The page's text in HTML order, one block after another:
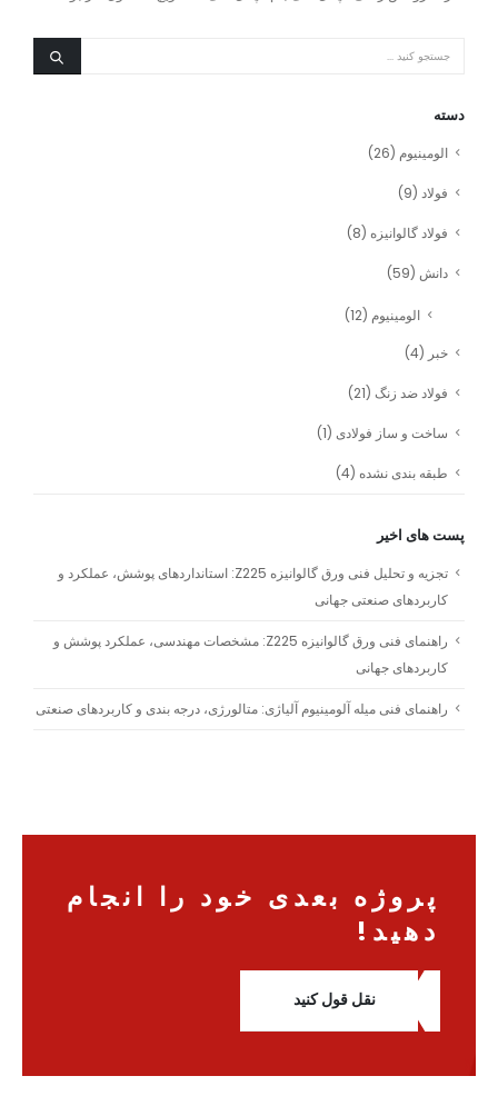
دسته
الومینیوم (26)
فولاد (9)
فولاد گالوانیزه (8)
دانش (59)
الومینیوم (12)
خبر (4)
فولاد ضد زنگ (21)
ساخت و ساز فولادی (1)
طبقه بندی نشده (4)
پست های اخیر
تجزیه و تحلیل فنی ورق گالوانیزه Z225: استانداردهای پوشش، عملکرد و
کاربردهای صنعتی جهانی
راهنمای فنی ورق گالوانیزه Z225: مشخصات مهندسی، عملکرد پوشش و
کاربردهای جهانی
راهنمای فنی میله آلومینیوم آلیاژی: متالورژی، درجه بندی و کاربردهای صنعتی
پروژه بعدی خود را انجام
دهید!
نقل قول کنید